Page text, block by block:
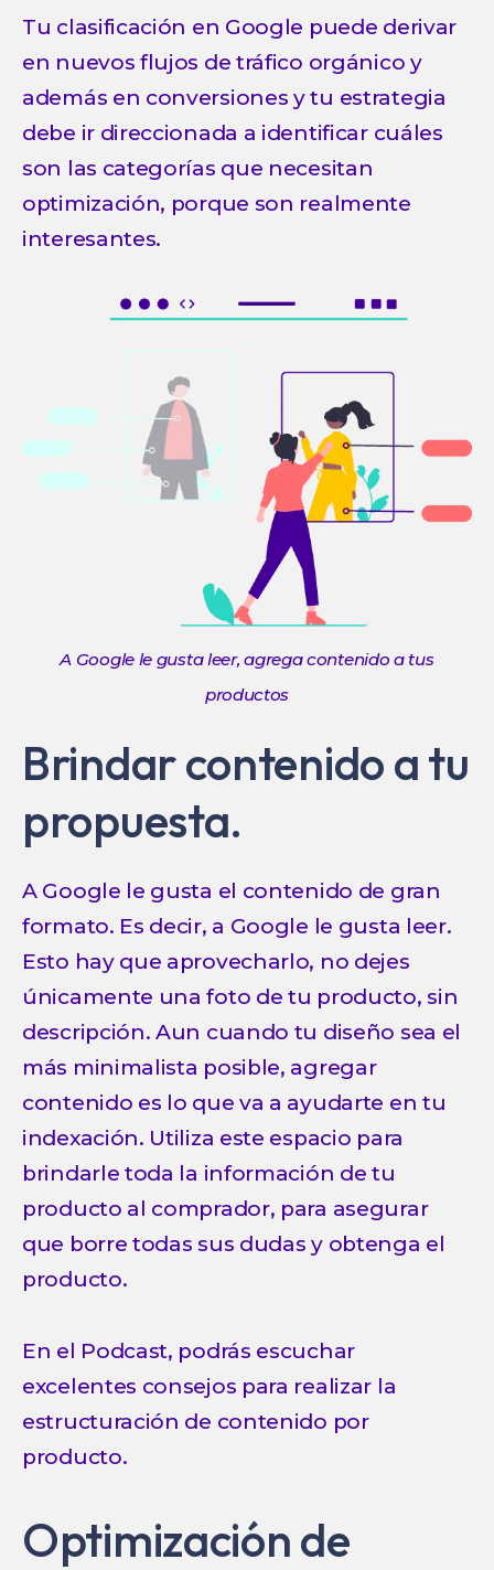
Tu clasificación en Google puede derivar
en nuevos flujos de tráfico orgánico y
además en conversiones y tu estrategia
debe ir direccionada a identificar cuáles
son las categorías que necesitan
optimización, porque son realmente
interesantes.
A Google le gusta leer, agrega contenido a tus
productos
Brindar contenido a tu
propuesta.
A Google le gusta el contenido de gran
formato. Es decir, a Google le gusta leer.
Esto hay que aprovecharlo, no dejes
únicamente una foto de tu producto, sin
descripción. Aun cuando tu diseño sea el
más minimalista posible, agregar
contenido es lo que va a ayudarte en tu
indexación. Utiliza este espacio para
brindarle toda la información de tu
producto al comprador, para asegurar
que borre todas sus dudas y obtenga el
producto.
En el Podcast, podrás escuchar
excelentes consejos para realizar la
estructuración de contenido por
producto.
Optimización de